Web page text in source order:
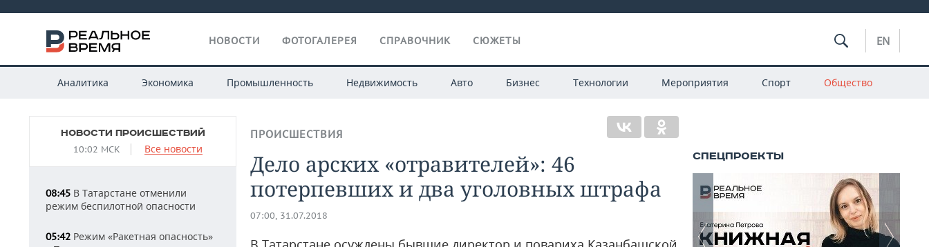
НОВОСТИ ФОТОГАЛЕРЕЯ СПРАВОЧНИК СЮЖЕТЫ EN
Аналитика Экономика Промышленность Недвижимость Авто Бизнес Технологии Мероприятия Спорт Общество
НОВОСТИ ПРОИСШЕСТВИЙ
10:02 МСК Все новости
08:45 В Татарстане отменили
режим беспилотной опасности
05:42 Режим «Ракетная опасность»
ПРОИСШЕСТВИЯ
Дело арских «отравителей»: 46
потерпевших и два уголовных штрафа
07:00, 31.07.2018